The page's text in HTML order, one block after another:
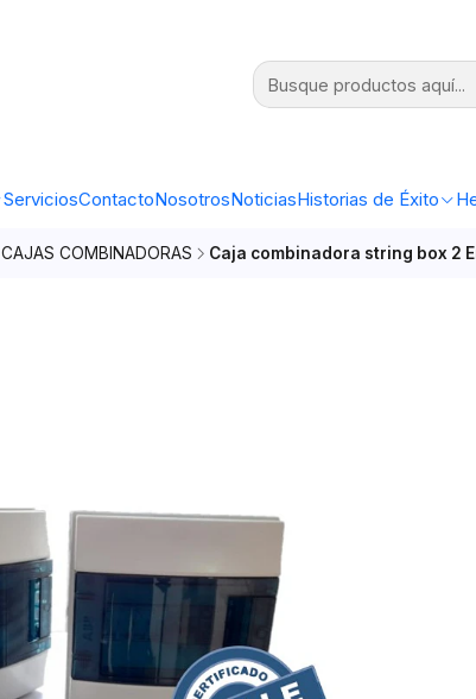
ServiciosContactoNosotrosNoticiasHistorias de Éxito
CAJAS COMBINADORAS Caja combinadora string box 2